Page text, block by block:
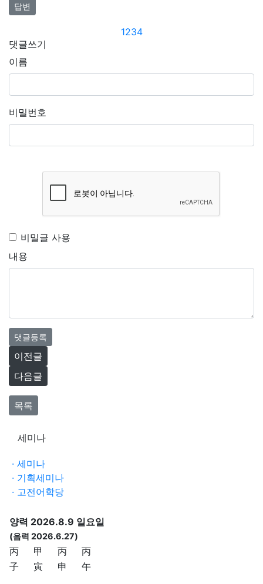
답변
1234
댓글쓰기
이름
비밀번호
비밀글 사용
내용
댓글등록
이전글
다음글
목록
세미나
· 세미나
· 기획세미나
· 고전어학당
양력 2026.8.9 일요일
(음력 2026.6.27)
丙 甲 丙
丙
子
寅 申 午